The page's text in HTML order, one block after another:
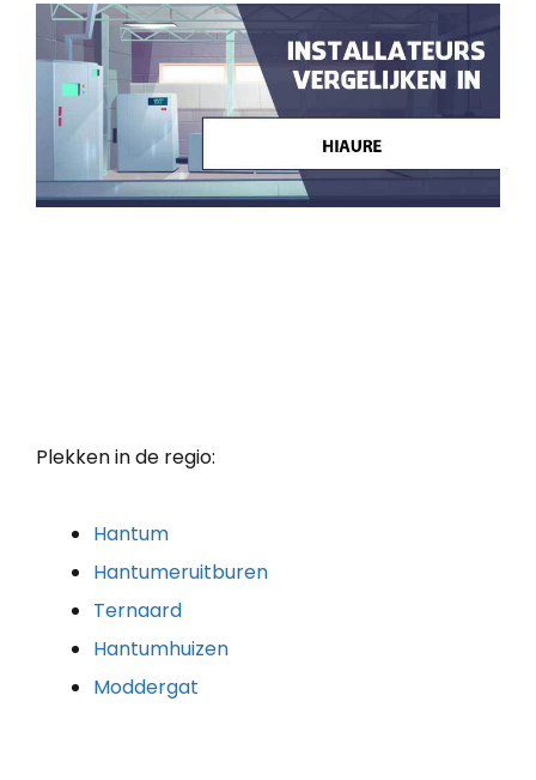
Plekken in de regio:
Hantum
Hantumeruitburen
Ternaard
Hantumhuizen
Moddergat